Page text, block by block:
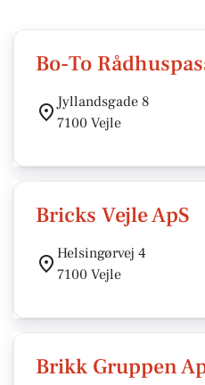
Bo-To
Jyllandsgade 8
7100 Vejle
Bricks Vejle ApS
Helsingørvej 4
7100 Vejle
Brikk Gruppen